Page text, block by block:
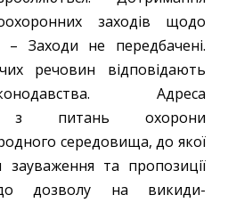
заходів щодо
– Заходи не передбачені.
речовин відповідають
Адреса
з питань охорони
середовища, до якої
зауваження та пропозиції
дозволу на викиди-